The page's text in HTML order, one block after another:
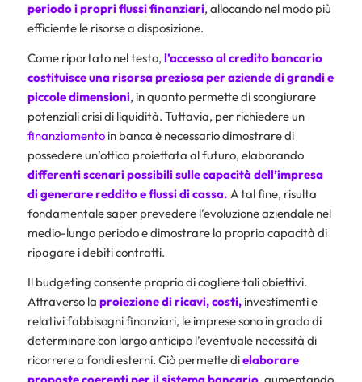
periodo i propri flussi finanziari, allocando nel modo più
efficiente le risorse a disposizione.
Come riportato nel testo, l’accesso al credito bancario
costituisce una risorsa preziosa per aziende di grandi e
piccole dimensioni, in quanto permette di scongiurare
potenziali crisi di liquidità. Tuttavia, per richiedere un
finanziamentoin banca è necessario dimostrare di
possedere un’ottica proiettata al futuro, elaborando
differenti scenari possibili sulle capacità dell’impresa
di generare reddito eflussi di cassa. A tal fine, risulta
fondamentale saper prevedere l’evoluzione aziendale nel
medio-lungo periodo e dimostrare la propria capacità di
ripagare i debiti contratti.
Il budgeting consente proprio di cogliere tali obiettivi.
Attraverso la proiezione di ricavi, costi,investimenti e
relativi fabbisogni finanziari, le imprese sono in grado di
determinare con largo anticipo l’eventuale necessità di
ricorrere a fondi esterni. Ciò permette dielaborare